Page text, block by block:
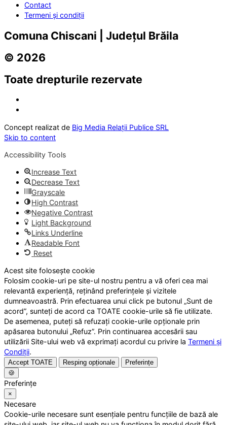
Contact
Termeni și condiții
Comuna Chiscani | Județul Brăila
© 2026
Toate drepturile rezervate
Concept realizat de Big Media Relații Publice SRL
Skip to content
Accessibility Tools
Increase Text
Decrease Text
Grayscale
High Contrast
Negative Contrast
Light Background
Links Underline
Readable Font
Reset
Acest site folosește cookie
Folosim cookie-uri pe site-ul nostru pentru a vă oferi cea mai
relevantă experiență, reținând preferințele și vizitele
dumneavoastră. Prin efectuarea unui click pe butonul „Sunt de
acord”, sunteți de acord ca TOATE cookie-urile să fie utilizate.
De asemenea, puteți să refuzați cookie-urile opționale prin
apăsarea butonului „Refuz”. Prin continuarea accesării sau
utilizării Site-ului web vă exprimați acordul cu privire la Termeni și
Condiții.
Accept TOATE Resping opționale
Preferințe
🍪
Preferințe
×
Necesare
Cookie-urile necesare sunt esențiale pentru funcțiile de bază ale